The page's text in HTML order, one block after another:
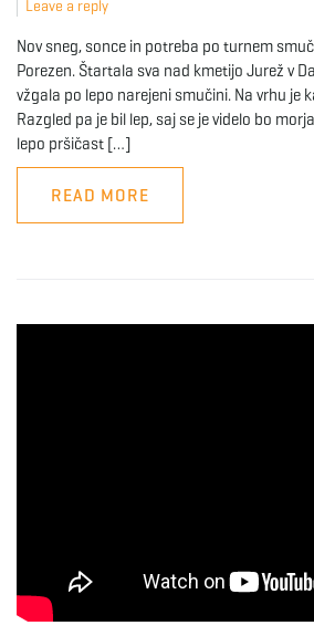
Leave a reply
Nov sneg, sonce in potreba po turnem
Porezen. Štartala sva nad kmetijo Jurež v
vžgala po lepo narejeni smučini. Na vrhu je
Razgled pa je bil lep, saj se je videlo bo
lepo pršičast […]
READ MORE